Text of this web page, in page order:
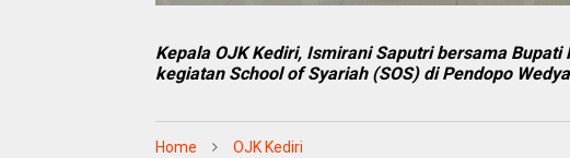
Kepala OJK Kediri, Ismirani Saputri bersama
kegiatan School of Syariah (SOS) di Pendopo
Home OJK Kediri